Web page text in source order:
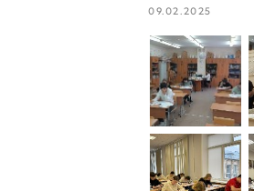
09.02.2025